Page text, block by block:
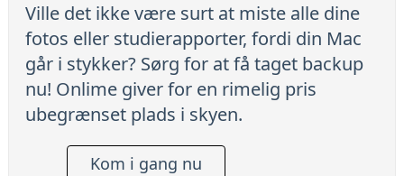
Ville det ikke være surt at miste alle dine
fotos eller studierapporter, fordi din Mac
går i stykker? Sørg for at få taget backup
nu! Onlime giver for en rimelig pris
ubegrænset plads i skyen.
Kom i gang nu